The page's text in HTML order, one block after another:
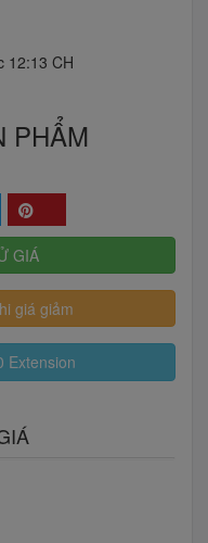
12:13 CH
PHẨM
GIÁ
giá giảm
Extension